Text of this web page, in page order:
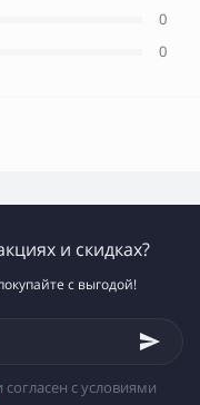
0
0
и скидках?
с выгодой!
согласен с условиями